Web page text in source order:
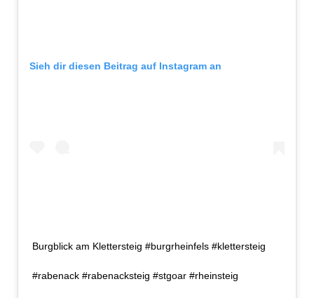
Sieh dir diesen Beitrag auf Instagram an
Burgblick am Klettersteig #burgrheinfels #klettersteig
#rabenack #rabenacksteig #stgoar #rheinsteig